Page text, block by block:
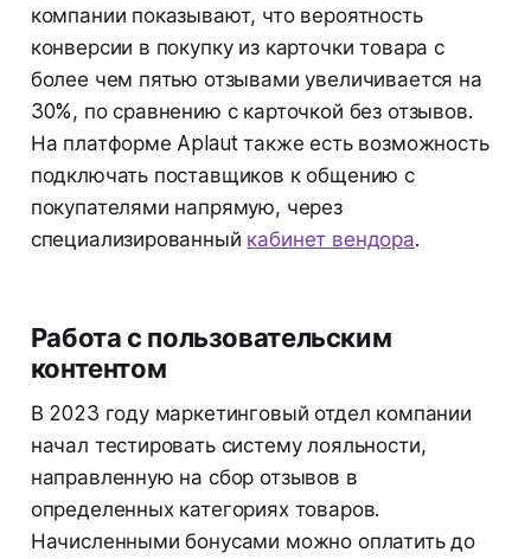
компании показывают, что вероятность
конверсии в покупку из карточки товара с
более чем пятью отзывами увеличивается на
30%, по сравнению с карточкой без отзывов.
На платформе Aplaut также есть возможность
подключать поставщиков к общению с
покупателями напрямую, через
специализированный кабинет вендора.
Работа с пользовательским
контентом
В 2023 году маркетинговый отдел компании
начал тестировать систему лояльности,
направленную на сбор отзывов в
определенных категориях товаров.
Начисленными бонусами можно оплатить до